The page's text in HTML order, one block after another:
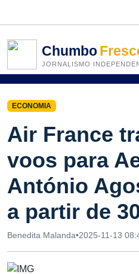
Chumbo
JORNALISMO
ECONOMIA
Air France
voos para
António
a partir de
Benedita Malanda•2025-11-13